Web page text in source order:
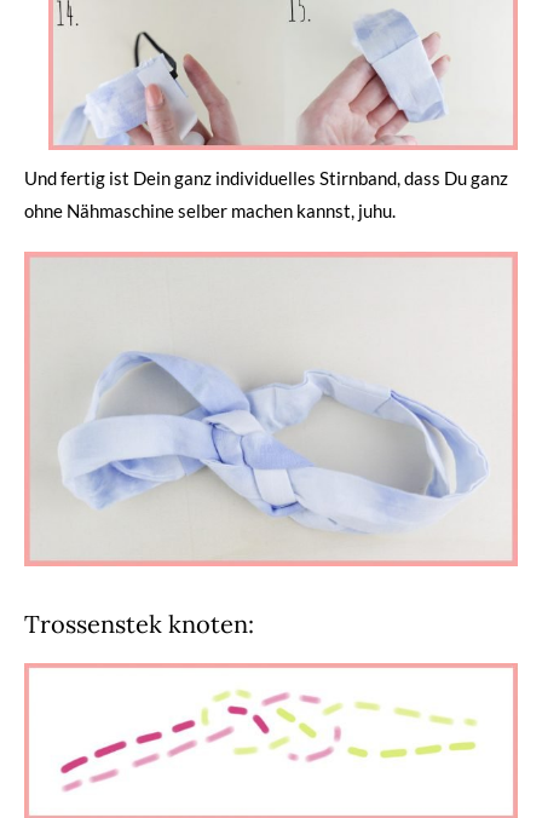
Und fertig ist Dein ganz individuelles Stirnband, dass Du ganz
ohne Nähmaschine selber machen kannst, juhu.
Trossenstek knoten: